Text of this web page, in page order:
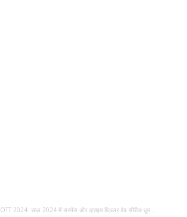
OTT 2024: साल 2024 में सस्पेंस और क्राइम थ्रिलर वेब सीरीज धूम...